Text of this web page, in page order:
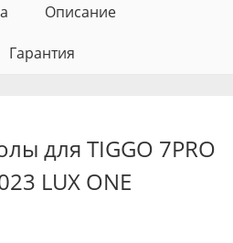
Описание
Гарантия
для TIGGO 7PRO
LUX ONE